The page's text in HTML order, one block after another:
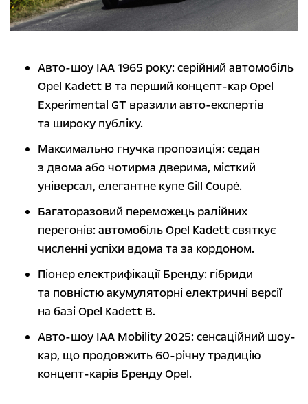
Авто-шоу IAA 1965 року: серійний автомобіль
Opel Kadett B та перший концепт-кар Opel
Experimental GT вразили авто-експертів
та широку публіку.
Максимально гнучка пропозиція: седан
з двома або чотирма дверима, місткий
універсал, елегантне купе Gill Coupé.
Багаторазовий переможець ралійних
перегонів: автомобіль Opel Kadett святкує
численні успіхи вдома та за кордоном.
Піонер електрифікації Бренду: гібриди
та повністю акумуляторні електричні версії
на базі Opel Kadett B.
Авто-шоу IAA Mobility 2025: сенсаційний шоу-
кар, що продовжить 60-річну традицію
концепт-карів Бренду Opel.